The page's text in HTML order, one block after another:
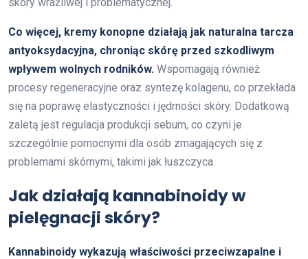
Co więcej, kremy konopne działają jak naturalna tarcza
antyoksydacyjna, chroniąc skórę przed szkodliwym
wpływem wolnych rodników. Wspomagają również
procesy regeneracyjne oraz syntezę kolagenu, co przekłada
się na poprawę elastyczności i jędrności skóry. Dodatkową
zaletą jest regulacja produkcji sebum, co czyni je
szczególnie pomocnymi dla osób zmagających się z
problemami skórnymi, takimi jak łuszczyca.
Jak działają kannabinoidy w
pielęgnacji skóry?
Kannabinoidy wykazują właściwości przeciwzapalne i